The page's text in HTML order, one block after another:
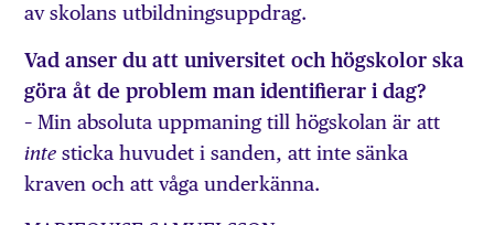
av skolans utbildningsuppdrag.
Vad anser du att universitet och högskolor ska
göra åt de problem man identifierar i dag?
– Min absoluta uppmaning till högskolan är att
inte sticka huvudet i sanden, att inte sänka
kraven och att våga underkänna.